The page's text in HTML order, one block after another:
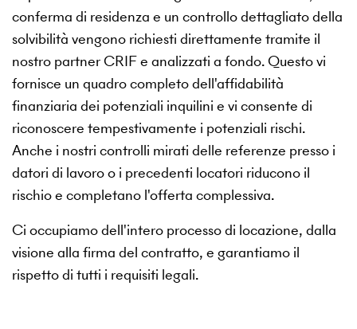
conferma di residenza e un controllo dettagliato della
solvibilità vengono richiesti direttamente tramite il
nostro partner CRIF e analizzati a fondo. Questo vi
fornisce un quadro completo dell'affidabilità
finanziaria dei potenziali inquilini e vi consente di
riconoscere tempestivamente i potenziali rischi.
Anche i nostri controlli mirati delle referenze presso i
datori di lavoro o i precedenti locatori riducono il
rischio e completano l'offerta complessiva.
Ci occupiamo dell'intero processo di locazione, dalla
visione alla firma del contratto, e garantiamo il
rispetto di tutti i requisiti legali.